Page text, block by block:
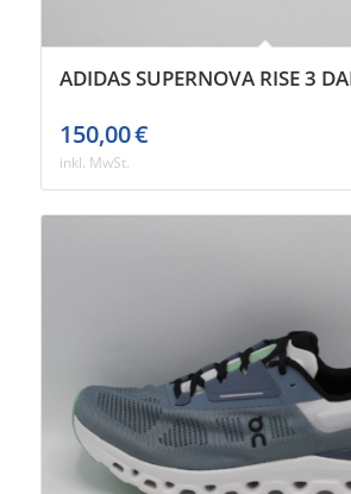
ADIDAS SUPERNOVA RISE 3
150,00€
inkl. MwSt.